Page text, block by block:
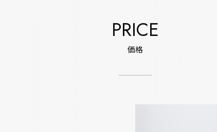
PRICE
価格